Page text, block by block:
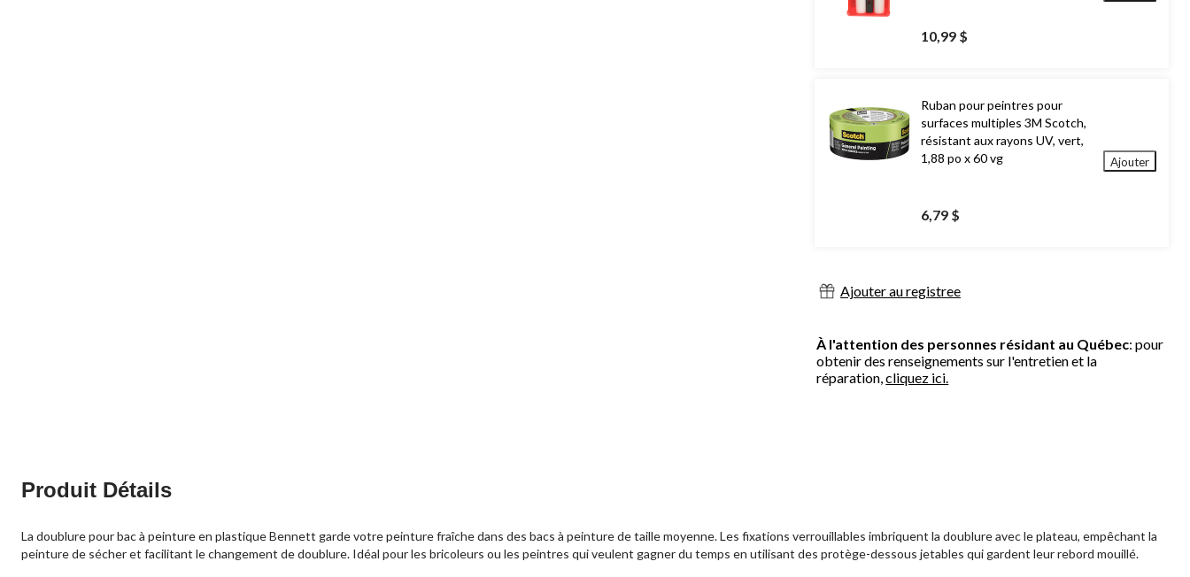
10,99 $
Ruban pour peintres pour
surfaces multiples 3M Scotch,
résistant aux rayons UV, vert,
1,88 po x 60 vg
6,79 $
Ajouter
Ajouter au registree
À l'attention des personnes résidant au Québec: pour
obtenir des renseignements sur l'entretien et la
réparation,cliquez ici.
Produit Détails
La doublure pour bac à peinture en plastique Bennett garde votre peinture fraîche dans des bacs à peinture de taille moyenne. Les fixations verrouillables imbriquent la doublure avec le plateau, empêchant la
peinture de sécher et facilitant le changement de doublure. Idéal pour les bricoleurs ou les peintres qui veulent gagner du temps en utilisant des protège-dessous jetables qui gardent leur rebord mouillé.